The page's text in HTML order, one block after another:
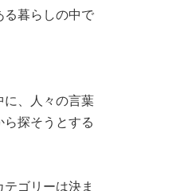
る暮らしの中で
に、人々の言葉
探そうとする
ゴリーは決ま